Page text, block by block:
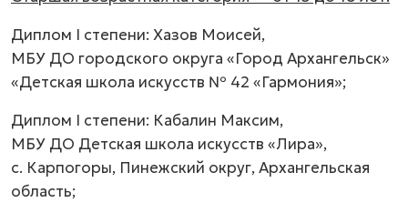
Диплом I степени: Хазов Моисей,
МБУ ДО городского округа «Город Архангельск»
«Детская школа искусств № 42 «Гармония»;
Диплом I степени: Кабалин Максим,
МБУ ДО Детская школа искусств «Лира»,
с. Карпогоры, Пинежский округ, Архангельская
область;